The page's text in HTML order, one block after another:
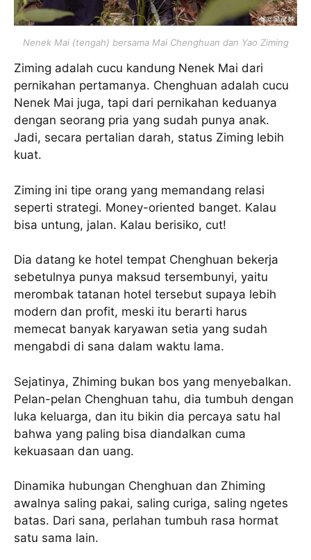
Nenek Mai (tengah) bersama Mai Chenghuan dan Yao Ziming
Ziming adalah cucu kandung Nenek Mai dari
pernikahan pertamanya. Chenghuan adalah cucu
Nenek Mai juga, tapi dari pernikahan keduanya
dengan seorang pria yang sudah punya anak.
Jadi, secara pertalian darah, status Ziming lebih
kuat.
Ziming ini tipe orang yang memandang relasi
seperti strategi. Money-oriented banget. Kalau
bisa untung, jalan. Kalau berisiko, cut!
Dia datang ke hotel tempat Chenghuan bekerja
sebetulnya punya maksud tersembunyi, yaitu
merombak tatanan hotel tersebut supaya lebih
modern dan profit, meski itu berarti harus
memecat banyak karyawan setia yang sudah
mengabdi di sana dalam waktu lama.
Sejatinya, Zhiming bukan bos yang menyebalkan.
Pelan-pelan Chenghuan tahu, dia tumbuh dengan
luka keluarga, dan itu bikin dia percaya satu hal
bahwa yang paling bisa diandalkan cuma
kekuasaan dan uang.
Dinamika hubungan Chenghuan dan Zhiming
awalnya saling pakai, saling curiga, saling ngetes
batas. Dari sana, perlahan tumbuh rasa hormat
satu sama lain.